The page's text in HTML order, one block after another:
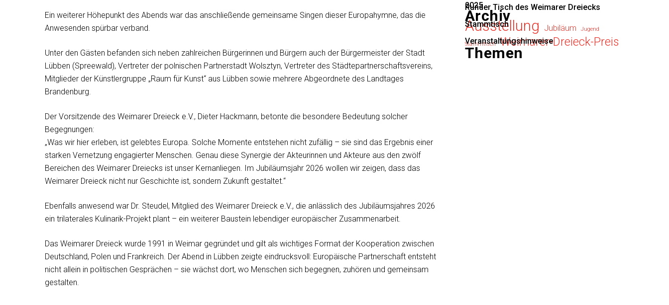
Ein weiterer Höhepunkt des Abends war das anschließende gemeinsame Singen dieser Europahymne, das die
Anwesenden spürbar verband.
Unter den Gästen befanden sich neben zahlreichen Bürgerinnen und Bürgern auch der Bürgermeister der Stadt
Lübben (Spreewald), Vertreter der polnischen Partnerstadt Wolsztyn, Vertreter des Städtepartnerschaftsvereins,
Mitglieder der Künstlergruppe „Raum für Kunst“ aus Lübben sowie mehrere Abgeordnete des Landtages
Brandenburg.
Der Vorsitzende des Weimarer Dreieck e.V., Dieter Hackmann, betonte die besondere Bedeutung solcher
Begegnungen:
„Was wir hier erleben, ist gelebtes Europa. Solche Momente entstehen nicht zufällig – sie sind das Ergebnis einer
starken Vernetzung engagierter Menschen. Genau diese Synergie der Akteurinnen und Akteure aus den zwölf
Bereichen des Weimarer Dreiecks ist unser Kernanliegen. Im Jubiläumsjahr 2026 wollen wir zeigen, dass das
Weimarer Dreieck nicht nur Geschichte ist, sondern Zukunft gestaltet.“
Ebenfalls anwesend war Dr. Steudel, Mitglied des Weimarer Dreieck e.V., die anlässlich des Jubiläumsjahres 2026
ein trilaterales Kulinarik-Projekt plant – ein weiterer Baustein lebendiger europäischer Zusammenarbeit.
Das Weimarer Dreieck wurde 1991 in Weimar gegründet und gilt als wichtiges Format der Kooperation zwischen
Deutschland, Polen und Frankreich. Der Abend in Lübben zeigte eindrucksvoll: Europäische Partnerschaft entsteht
nicht allein in politischen Gesprächen – sie wächst dort, wo Menschen sich begegnen, zuhören und gemeinsam
gestalten.
Runder Tisch des Weimarer Dreiecks
Stammtisch
Veranstaltungshinweise
Archiv
2025
Themen
Ausstellung Jubiläum Jugend
Stammtisch Weimarer-Dreieck-Preis